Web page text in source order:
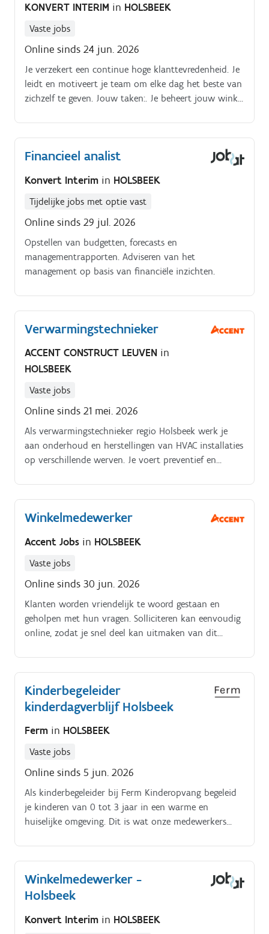
KONVERT INTERIM in HOLSBEEK
Vaste jobs
Online sinds 24 jun. 2026
Je verzekert een continue hoge klanttevredenheid. Je
leidt en motiveert je team om elke dag het beste van
zichzelf te geven. Jouw taken:. Je beheert jouw winkel
Financieel analist
Konvert Interim in HOLSBEEK
Tijdelijke jobs met optie vast
Online sinds 29 jul. 2026
Opstellen van budgetten, forecasts en
managementrapporten. Adviseren van het
management op basis van financiële inzichten.
Verwarmingstechnieker
ACCENT CONSTRUCT LEUVEN in
HOLSBEEK
Vaste jobs
Online sinds 21 mei. 2026
Als verwarmingstechnieker regio Holsbeek werk je
aan onderhoud en herstellingen van HVAC installaties
op verschillende werven. Je voert preventief en
gasinstallaties.
Winkelmedewerker
Accent Jobs in HOLSBEEK
Vaste jobs
Online sinds 30 jun. 2026
Klanten worden vriendelijk te woord gestaan en
geholpen met hun vragen. Solliciteren kan eenvoudig
online, zodat je snel deel kan uitmaken van dit
Kinderbegeleider
kinderdagverblijf Holsbeek
Ferm in HOLSBEEK
Vaste jobs
Online sinds 5 jun. 2026
Als kinderbegeleider bij Ferm Kinderopvang begeleid
je kinderen van 0 tot 3 jaar in een warme en
huiselijke omgeving. Dit is wat onze medewerkers
Winkelmedewerker -
Holsbeek
Konvert Interim in HOLSBEEK